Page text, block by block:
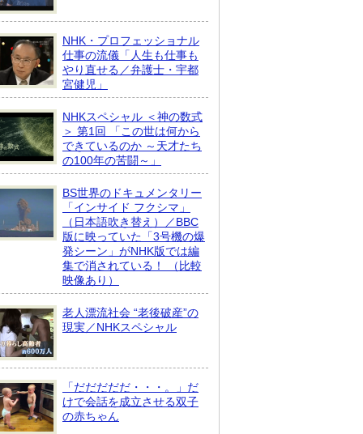
NHK・プロフェッショナル
仕事の流儀「人生も仕事も
やり直せる／弁護士・宇都
宮健児」
NHKスペシャル ＜神の数式
＞ 第1回 「この世は何から
できているのか ～天才たち
の100年の苦闘～」
BS世界のドキュメンタリー
「インサイド フクシマ」
（日本語吹き替え）／BBC
版に映っていた「3号機の爆
発シーン」がNHK版では編
集で消されている！ （比較
映像あり）
老人漂流社会 “老後破産”の
現実／NHKスペシャル
「だだだだだ・・・。」だ
けで会話を成立させる双子
の赤ちゃん